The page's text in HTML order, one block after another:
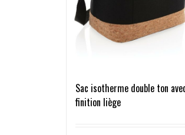
Sac isotherme double ton
finition liège